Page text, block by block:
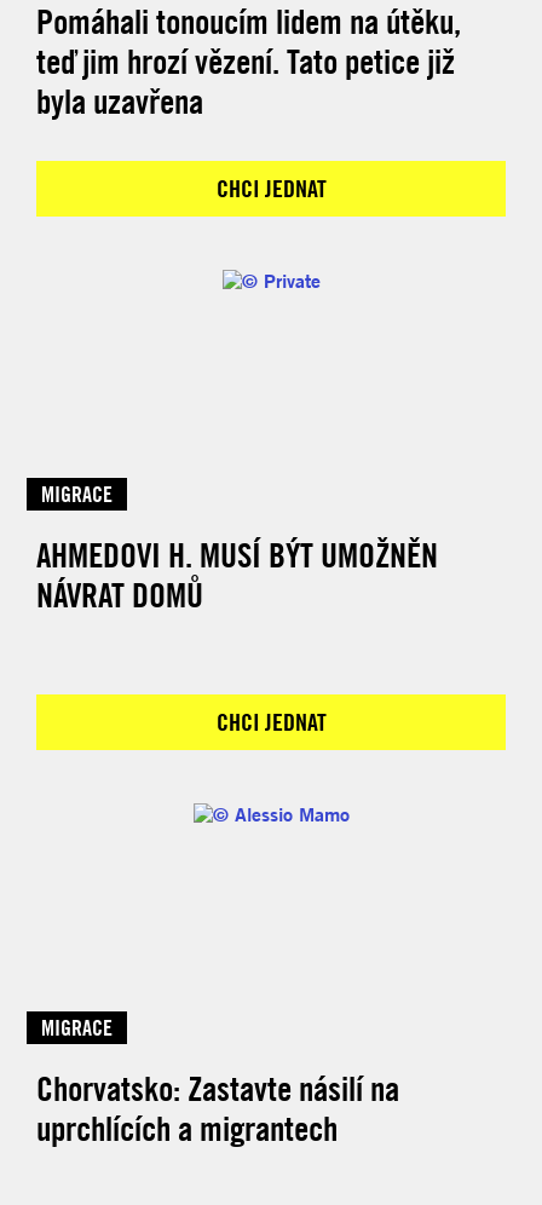
Pomáhali tonoucím lidem na útěku,
teď jim hrozí vězení. Tato petice již
byla uzavřena
CHCI JEDNAT
MIGRACE
AHMEDOVI H. MUSÍ BÝT UMOŽNĚN
NÁVRAT DOMŮ
CHCI JEDNAT
MIGRACE
Chorvatsko: Zastavte násilí na
uprchlících a migrantech